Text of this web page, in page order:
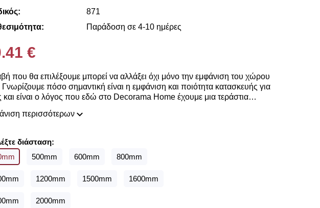
871
Παράδοση σε 4-10 ημέρες
€
που θα επιλέξουμε μπορεί να αλλάξει όχι μόνο την εμφάνιση του χώρου
πόσο σημαντική είναι η εμφάνιση και ποιότητα κατασκευής για
και είναι ο λόγος που εδώ στο Decorama Home έχουμε μια τεράστια
θέλετε να διακοσμήσετε την καινούρια σας πόρτα ή να ανανεώσετε την
σίγουροι ότι θα βρείτε αυτό που ψάχνετε.
περισσότερων
διάσταση:
500mm 600mm 800mm
1200mm 1500mm 1600mm
2000mm